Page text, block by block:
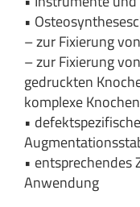
•
– zur Fixierung
– zur Fixierung
gedruckten
komplexe
•
•
Anwendung